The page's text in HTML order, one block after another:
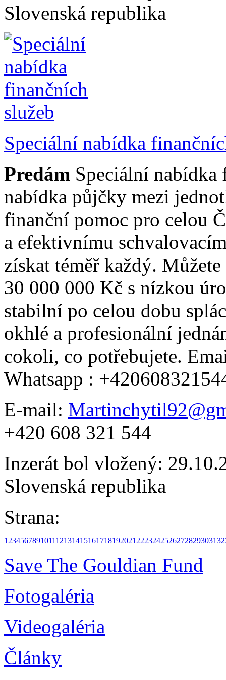
Slovenská republika
Speciální nabídka
Predám Speciální nabídka
nabídka půjčky mezi
finanční pomoc pro celou
a efektivnímu
získat téměř každý.
30 000 000 Kč s nízkou
stabilní po celou dobu
okhlé a profesionální
cokoli, co potřebujete.
Whatsapp :
E-mail:
+420 608 321 544
Inzerát bol vložený:
Slovenská republika
Strana:
1 23456789101112131415161718192021 2223242526272829303132
Save The Gouldian Fund
Fotogaléria
Videogaléria
Články